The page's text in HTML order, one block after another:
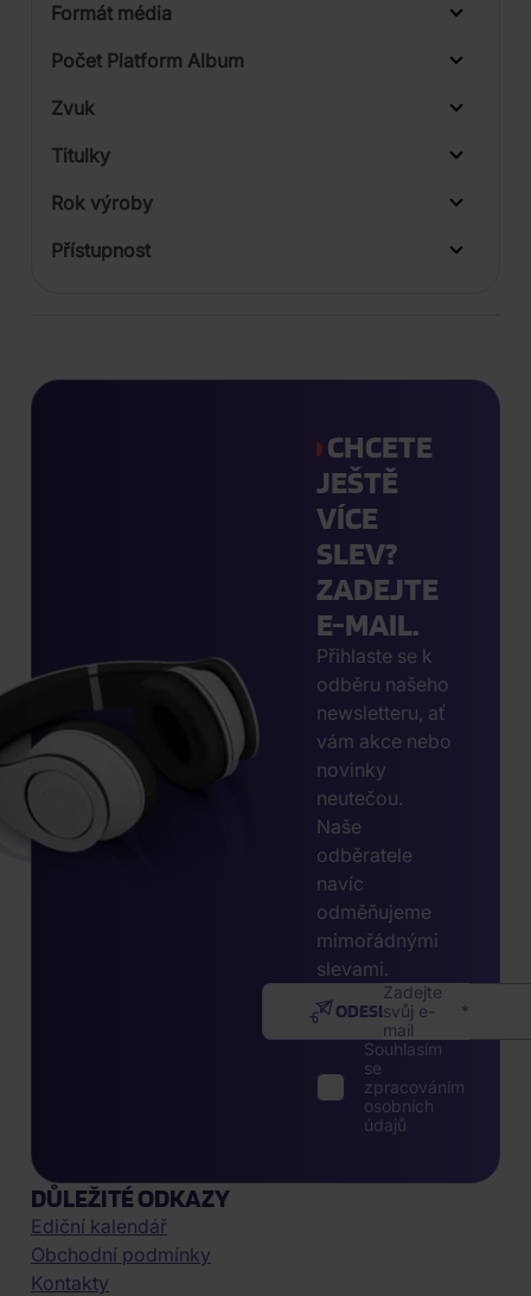
Formát média
Počet Platform Album
Zvuk
Titulky
Rok výroby
Přístupnost
CHCETE
JEŠTĚ
VÍCE
SLEV?
ZADEJTE
E-MAIL.
Přihlaste se k
odběru našeho
newsletteru, ať
vám akce nebo
novinky
neutečou.
Naše
odběratele
navíc
odměňujeme
mimořádnými
slevami.
Zadejte
svůj e-
mail
ODESLAT
Souhlasím
se
zpracováním
osobních
údajů
DŮLEŽITÉ ODKAZY
Ediční kalendář
Obchodní podmínky
Kontakty